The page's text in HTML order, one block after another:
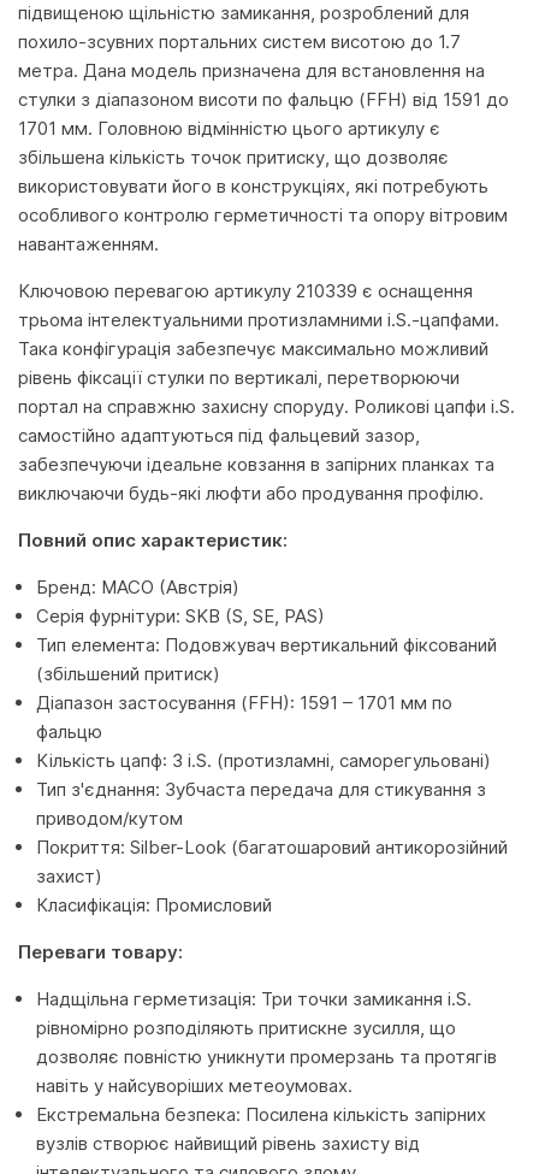
підвищеною щільністю замикання, розроблений для
похило-зсувних портальних систем висотою до 1.7
метра. Дана модель призначена для встановлення на
стулки з діапазоном висоти по фальцю (FFH) від 1591 до
1701 мм. Головною відмінністю цього артикулу є
збільшена кількість точок притиску, що дозволяє
використовувати його в конструкціях, які потребують
особливого контролю герметичності та опору вітровим
навантаженням.
Ключовою перевагою артикулу 210339 є оснащення
трьома інтелектуальними протизламними i.S.-цапфами.
Така конфігурація забезпечує максимально можливий
рівень фіксації стулки по вертикалі, перетворюючи
портал на справжню захисну споруду. Роликові цапфи i.S.
самостійно адаптуються під фальцевий зазор,
забезпечуючи ідеальне ковзання в запірних планках та
виключаючи будь-які люфти або продування профілю.
Повний опис характеристик:
Бренд: MACO (Австрія)
Серія фурнітури: SKB (S, SE, PAS)
Тип елемента: Подовжувач вертикальний фіксований
(збільшений притиск)
Діапазон застосування (FFH): 1591 – 1701 мм по
фальцю
Кількість цапф: 3 i.S. (протизламні, саморегульовані)
Тип з'єднання: Зубчаста передача для стикування з
приводом/кутом
Покриття: Silber-Look (багатошаровий антикорозійний
захист)
Класифікація: Промисловий
Переваги товару:
Надщільна герметизація: Три точки замикання i.S.
рівномірно розподіляють притискне зусилля, що
дозволяє повністю уникнути промерзань та протягів
навіть у найсуворіших метеоумовах.
Екстремальна безпека: Посилена кількість запірних
вузлів створює найвищий рівень захисту від